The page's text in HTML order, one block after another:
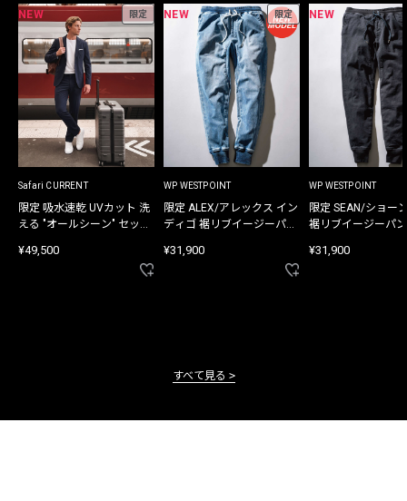
NEW 限定
Safari CURRENT
限定 吸水速乾 UVカット 洗
える "オールシーン" セット
¥49,500
NEW 限定
WP WESTPOINT
限定 ALEX/アレックス イン
ディゴ 裾リブイージーパン
¥31,900
NEW
WP WESTPOINT
限定 SEAN/ショー
裾リブイージーパ
¥31,900
すべて見る